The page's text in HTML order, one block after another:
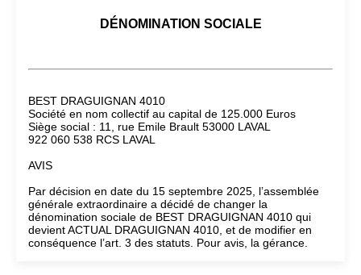
DÉNOMINATION SOCIALE
BEST DRAGUIGNAN 4010
Société en nom collectif au capital de 125.000 Euros
Siège social : 11, rue Emile Brault 53000 LAVAL
922 060 538 RCS LAVAL
AVIS
Par décision en date du 15 septembre 2025, l’assemblée
générale extraordinaire a décidé de changer la
dénomination sociale de BEST DRAGUIGNAN 4010 qui
devient ACTUAL DRAGUIGNAN 4010, et de modifier en
conséquence l’art. 3 des statuts. Pour avis, la gérance.